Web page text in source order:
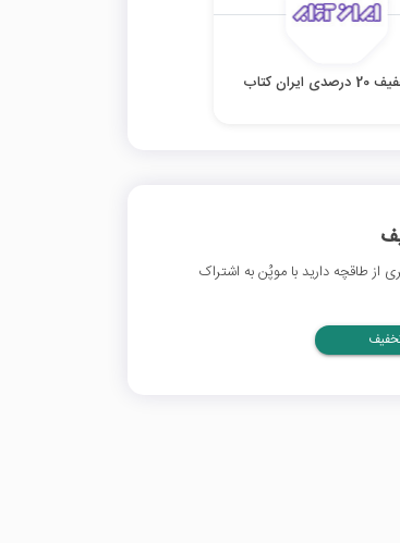
ایران کتاب
از طاقچه دارید با موپُن به اشتراک